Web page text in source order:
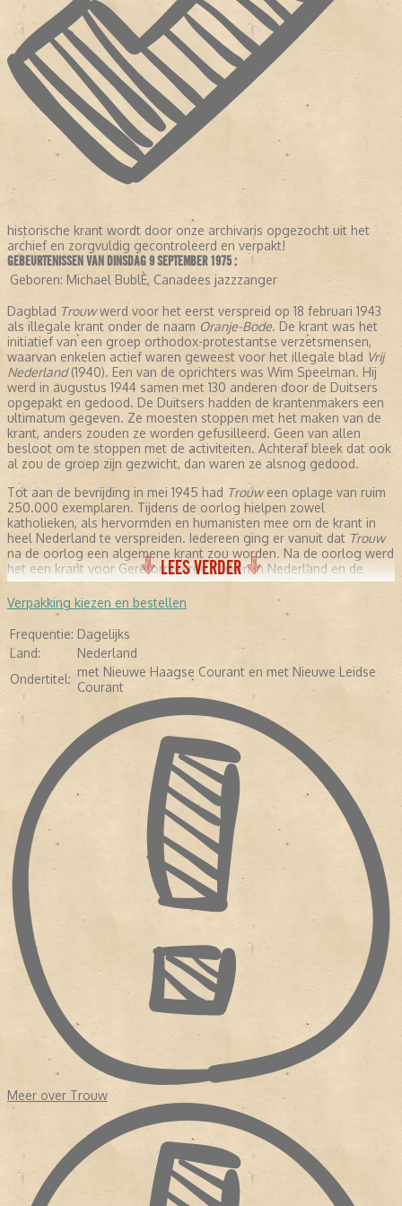
historische krant wordt door onze archivaris opgezocht uit het
archief en zorgvuldig gecontroleerd en verpakt!
GEBEURTENISSEN VAN DINSDAG 9 SEPTEMBER 1975 :
Geboren: Michael BublÈ, Canadees jazzzanger
Dagblad Trouwwerd voor het eerst verspreid op 18 februari 1943
als illegale krant onder de naam Oranje-Bode. De krant was het
initiatief van een groep orthodox-protestantse verzetsmensen,
waarvan enkelen actief waren geweest voor het illegale blad Vrij
Nederland(1940). Een van de oprichters was Wim Speelman. Hij
werd in augustus 1944 samen met 130 anderen door de Duitsers
opgepakt en gedood. De Duitsers hadden de krantenmakers een
ultimatum gegeven. Ze moesten stoppen met het maken van de
krant, anders zouden ze worden gefusilleerd. Geen van allen
besloot om te stoppen met de activiteiten. Achteraf bleek dat ook
al zou de groep zijn gezwicht, dan waren ze alsnog gedood.
Tot aan de bevrijding in mei 1945 had Trouween oplage van ruim
250.000 exemplaren. Tijdens de oorlog hielpen zowel
katholieken, als hervormden en humanisten mee om de krant in
heel Nederland te verspreiden. Iedereen ging er vanuit dat Trouw
na de oorlog een algemene krant zou worden. Na de oorlog werd
het een krant voor Gereformeerde Kerken in Nederland en de
bijbehorende politieke partij Anti-Revolutionaire Partij (ARP).
NA DE OORLOG
Sieuwert Bruins Slot was na de bevrijding de hoofdredacteur
vanTrouw
. Daarnaast was hij voor de ARP fractielid in de Tweede
Kamer. Zijn achtergrond kwam sterk naar voren in de
hoofdredactionele commentaren, zoals de dekolonisatie van
Indonesië, christenen die overliepen naar de Partij van de Arbeid.
Dit duurde tot 1963. Uit het niets maakte Slot een ommezwaai in
de wijze waarop hij commentaar gaf. Alle vormen van religie
werden als een belangrijk onderdeel van de samenleving
beschouwd. Stichting De Christelijke Pers, die over de identiteit
van de krant waakte, zag geen kwaad in de veranderingen. Totdat
de krant in financieel zwaar weer kwam.
Sinds de oprichting was Trouwnog nooit geleid door een redactie
van journalisten. Zelfs na de fusie in 1971 met de Kwartetbladen,
vier protestants-christelijke dagbladen uit Zuid-Holland die
eveneens geldproblemen hadden, was er nog geen redactionele
eenheid. Hoewel het erop leek dat het bestaansrecht van de krant
kwam verbeterde, haakten veel lezers af. Waarom? Enerzijds
had
de orthodoxe oorsprong opzij gezet en anderzijds was
de krant nog steeds een onderdeel van de verzuiling.
In 1975 volgde opnieuw een fusie vanwege geldgebrek.
Perscombinatie nam
Trouwover. Dit keer kwam de redactie in
handen van echte krantenuitgevers terecht. Er was budget voor
make over en er werden eisen gesteld aan de hoofdredactie.
NIEUW KOERS
Het duurde tot 1998 dat het dagblad een hoofdredacteur kreeg
met een journalistieke achtergrond, Frits van Exter. Onder zijn
leiding werd de krant opgedeeld in 'een nieuwskatern' en een
achtergrond 'De Verdieping'. Exter had in de redactie gezeten en
wist wat er speelde. In 2007 nam Willem Schoonen het stokje van
Frits Exter over. Evenals Exter kwam ook Schoonen uit de redactie.
Hij was redacteur geweest vanDe Waarheid
en kwam in 1985 als
wetenschapsredacteur bij
Trouw. Vervolgens was Schoonen nog
LEES VERDER
Verpakking kiezen en bestellen
Frequentie: Dagelijks
Land:
Nederland
Ondertitel: met Nieuwe Haagse Courant en met Nieuwe Leidse
Courant
Meer over Trouw